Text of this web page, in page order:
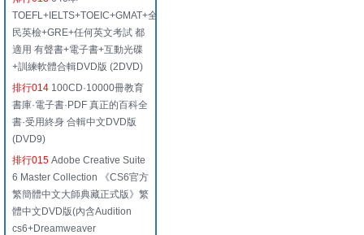
TOEFL+IELTS+TOEIC+GMAT+全
民英檢+GRE+任何英文考試 都
適用 有聲書+電子書+互動光碟
+訓練軟體合輯DVD版 (2DVD)
排行014 100CD·10000冊教育
書庫·電子書·PDF 真正的百科全
書·受用終身 合輯中文DVD版
(DVD9)
排行015 Adobe Creative Suite
6 Master Collection 《CS6官方
繁簡體中文大師典藏正式版》繁
體中文DVD版(內含Audition
cs6+Dreamweaver